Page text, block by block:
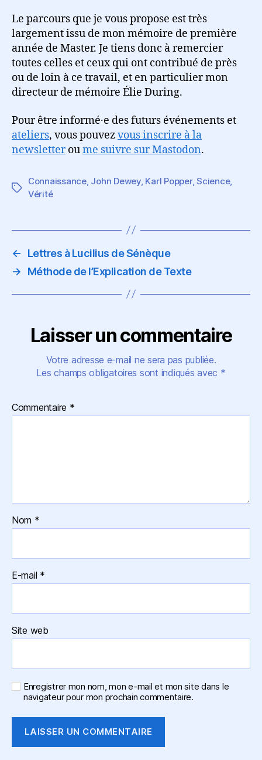
Le parcours que je vous propose est très
largement issu de mon mémoire de première
année de Master. Je tiens donc à remercier
toutes celles et ceux qui ont contribué de près
ou de loin à ce travail, et en particulier mon
directeur de mémoire Élie During.
Pour être informé·e des futurs événements et
ateliers, vous pouvezvous inscrire à la
newsletteroume suivre sur Mastodon.
Étiquettes
Connaissance, John Dewey, Karl Popper,Science,
Vérité
←
Lettres à Lucilius de Sénèque
→
Méthode de l’Explication de Texte
Laisser un commentaire
Votre adresse e-mail ne sera pas publiée.
Les champs obligatoires sont indiqués avec *
Commentaire *
Nom *
E-mail *
Site web
Enregistrer mon nom, mon e-mail et mon site dans le
navigateur pour mon prochain commentaire.